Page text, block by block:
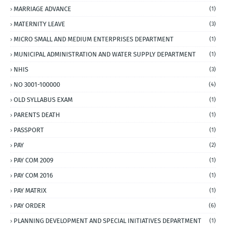
MARRIAGE ADVANCE (1)
MATERNITY LEAVE (3)
MICRO SMALL AND MEDIUM ENTERPRISES DEPARTMENT (1)
MUNICIPAL ADMINISTRATION AND WATER SUPPLY DEPARTMENT (1)
NHIS (3)
NO 3001-100000 (4)
OLD SYLLABUS EXAM (1)
PARENTS DEATH (1)
PASSPORT (1)
PAY (2)
PAY COM 2009 (1)
PAY COM 2016 (1)
PAY MATRIX (1)
PAY ORDER (6)
PLANNING DEVELOPMENT AND SPECIAL INITIATIVES DEPARTMENT (1)